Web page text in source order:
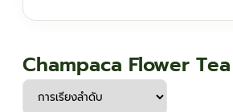
Champaca Flower Tea